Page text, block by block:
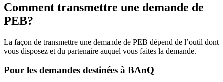
Comment transmettre une demande de
PEB?
La façon de transmettre une demande de PEB dépend de l’outil dont
vous disposez et du partenaire auquel vous faites la demande.
Pour les demandes destinées à BAnQ